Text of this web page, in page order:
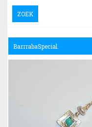
ZOEK
BarrrabaSpecial.